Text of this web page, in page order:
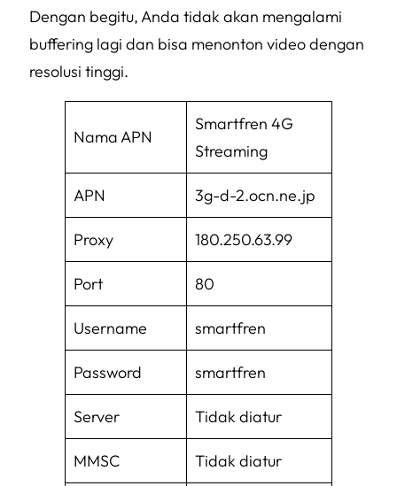
Dengan begitu, Anda tidak akan mengalami
buffering lagi dan bisa menonton video dengan
resolusi tinggi.
Nama APN
Smartfren 4G
Streaming
APN 3g-d-2.ocn.ne.jp
Proxy 180.250.63.99
Port 80
Username smartfren
Password smartfren
Server Tidak diatur
MMSC Tidak diatur